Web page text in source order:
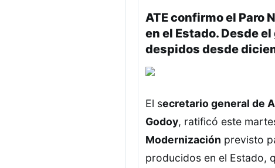
ATE confirmo el Paro
en el Estado. Desde
despidos desde
El secretario general de
Godoy, ratificó este
Modernización previsto
producidos en el Estado,